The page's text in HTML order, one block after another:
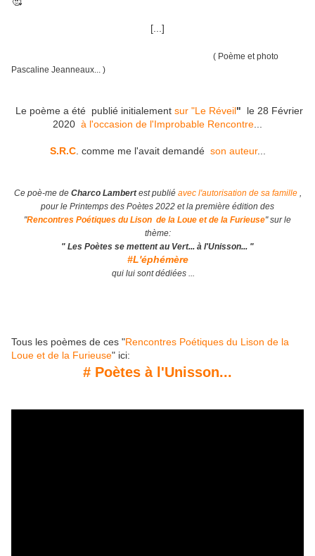
[...]
( Poème et photo
Pascaline Jeanneaux... )
Le poème a été publié initialement sur "Le Réveil" le 28 Février
2020 à l'occasion de l'Improbable Rencontre
S.R.C. comme me l'avait demandé son auteur...
Ce poè-me deCharco Lambertest publié avec l'autorisation de sa famille ,
pour le Printemps des Poètes 2022 et la première édition des
"Rencontres Poétiques du Lison de la Loue et de la Furieuse" sur le
thème:
" Les Poètes se mettent au Vert... à l'Unisson... "
#L'éphémère
qui lui sont dédiées ...
Tous les poèmes de ces "Rencontres Poétiques du Lison de la
Loue et de la Furieuse" ici:
# Poètes à l'Unisson...